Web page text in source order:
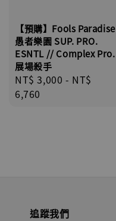
【預購】Fools Paradise
愚者樂園 SUP. PRO.
ESNTL // Complex Pro.
展場殺手
Regular
price
NT$ 3,000 - NT$
6,760
追蹤我們